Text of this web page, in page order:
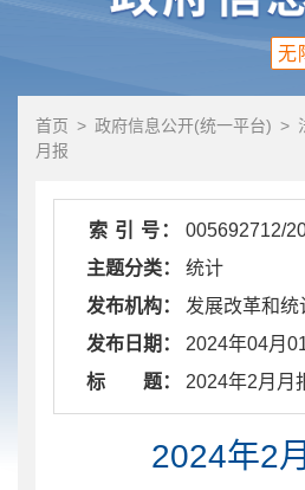
无
首页 > 政府信息公开(统一平台) >
月报
索 引 号：
005692712/
主题分类：
统计
发布机构：
发展改革和统
发布日期：
2024年04月
标 题：
2024年2月月
2024年2